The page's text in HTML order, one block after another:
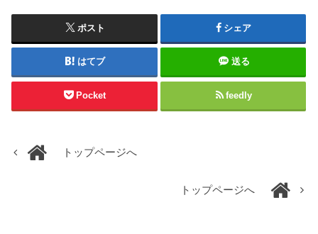
ポスト シェア
はてブ 送る
Pocket feedly
トップページへ
トップページへ